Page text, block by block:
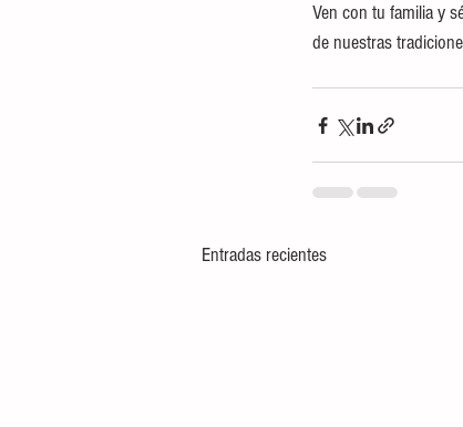
Ven con tu familia y
de nuestras
Entradas recientes